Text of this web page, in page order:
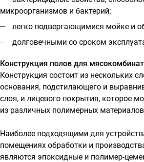
микроорганизмов и бактерий;
легко подвергающимися мойке и
долговечными со сроком
Конструкция полов для
Конструкция состоит из нескольких
основания, подстилающего и
слоя, и лицевого покрытия, которое
из различных полимерных
Наиболее подходящими для
помещениях обработки и
являются эпоксидные и полимер-